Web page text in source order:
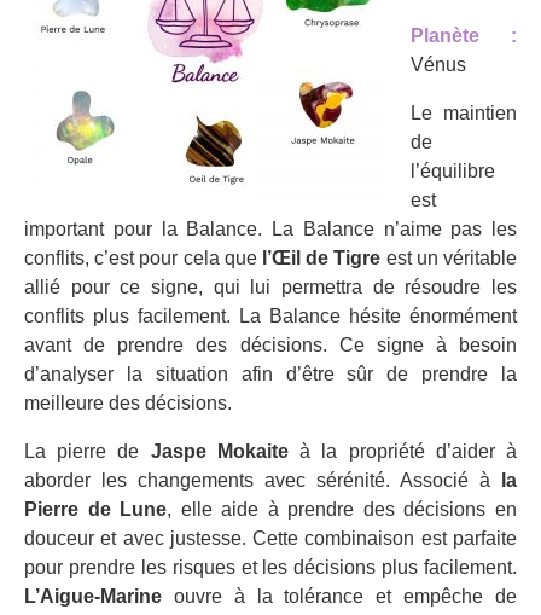
Planète :
Vénus
Le maintien
de
l’équilibre
est
important pour la Balance. La Balance n’aime pas les
conflits, c’est pour cela quel’Œil de Tigre est un véritable
allié pour ce signe, qui lui permettra de résoudre les
conflits plus facilement. La Balance hésite énormément
avant de prendre des décisions. Ce signe à besoin
d’analyser la situation afin d’être sûr de prendre la
meilleure des décisions.
La pierre de Jaspe Mokaiteà la propriété d’aider à
aborder les changements avec sérénité. Associé à la
Pierre de Lune, elle aide à prendre des décisions en
douceur et avec justesse. Cette combinaison est parfaite
pour prendre les risques et les décisions plus facilement.
L’Aigue-Marine ouvre à la tolérance et empêche de